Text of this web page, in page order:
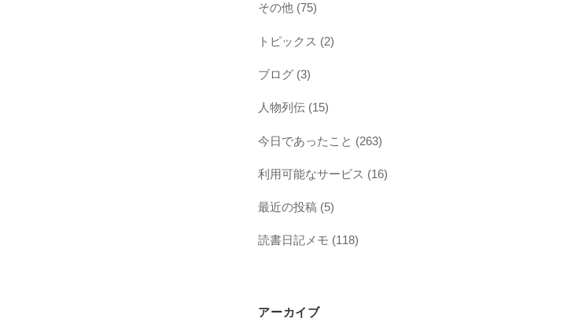
その他 (75)
トピックス (2)
ブログ (3)
人物列伝 (15)
今日であったこと (263)
利用可能なサービス (16)
最近の投稿 (5)
読書日記メモ (118)
アーカイブ